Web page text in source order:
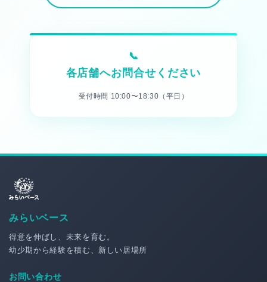
各店舗へお問合せください
受付時間 10:00〜18:30（平日）
みらいベース
得意を伸ばし、未来を育む。
幼少期から経験を積む、新しい居場所
お問い合わせ